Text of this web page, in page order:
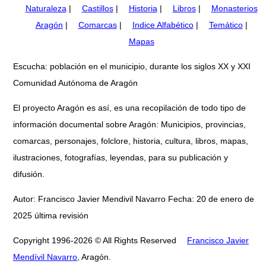
Naturaleza | Castillos| Historia | Libros|
Monasterios
Aragón | Comarcas| Indice Alfabético| Temático|
Mapas
Escucha: población en el municipio, durante los siglos XX y XXI
Comunidad Autónoma de Aragón
El proyecto Aragón es así, es una recopilación de todo tipo de
información documental sobre Aragón: Municipios, provincias,
comarcas, personajes, folclore, historia, cultura, libros, mapas,
ilustraciones, fotografías, leyendas, para su publicación y
difusión.
Autor: Francisco Javier Mendivil Navarro Fecha: 20 de enero de
2025 última revisión
Copyright 1996-2026 © All Rights Reserved
Francisco Javier
Mendívil Navarro , Aragón.